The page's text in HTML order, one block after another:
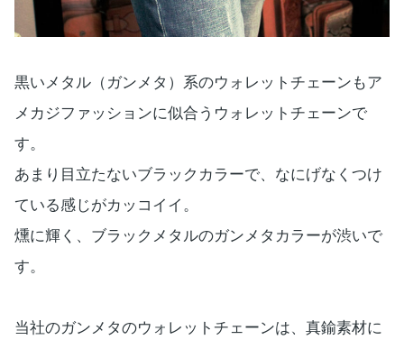
黒いメタル（ガンメタ）系のウォレットチェーンもア
メカジファッションに似合うウォレットチェーンで
す。
あまり目立たないブラックカラーで、なにげなくつけ
ている感じがカッコイイ。
燻に輝く、ブラックメタルのガンメタカラーが渋いで
す。
当社のガンメタのウォレットチェーンは、真鍮素材に